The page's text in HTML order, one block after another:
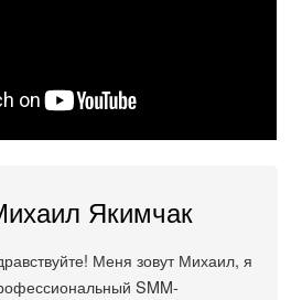
Якимчак
Меня зовут Михаил, я
SMM-